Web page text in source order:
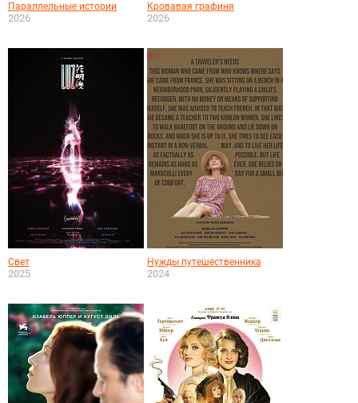
Параллельные истории
2026
Кровавая графиня
2026
Свет
2025
Нужды путешественника
2024